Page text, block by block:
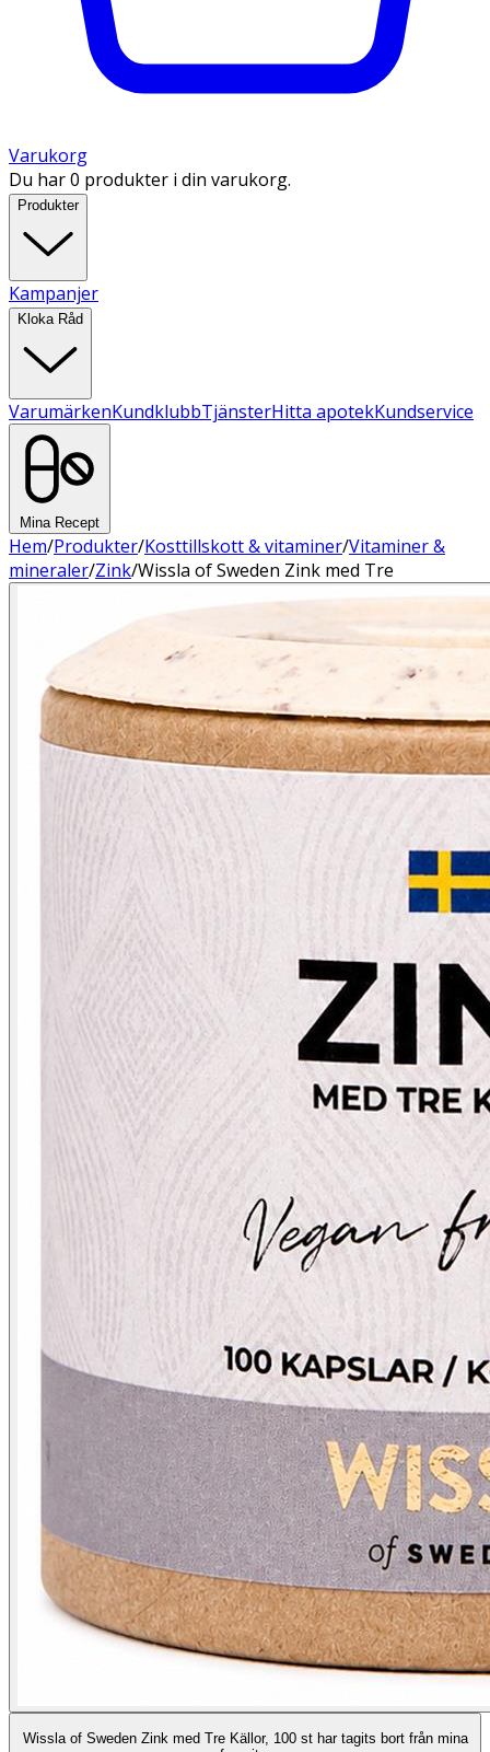
Varukorg
Du har 0 produkter i din varukorg.
Produkter
Kampanjer
Kloka Råd
VarumärkenKundklubbTjänsterHitta apotekKundservice
Mina Recept
Hem/Produkter/Kosttillskott & vitaminer/Vitaminer &
mineraler/Zink/Wissla of Sweden Zink med Tre
Wissla of Sweden Zink med Tre Källor, 100 st har tagits bort från mina